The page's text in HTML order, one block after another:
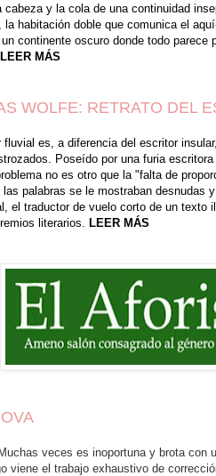
cabeza y la cola de una continuidad
la habitación doble que comunica el
continente oscuro donde todo
LEER MÁS
WOLFE: RETRATO DEL
fluvial es, a diferencia del escritor
Poseído por una furia
no es otro que la "falta de
palabras se le mostraban
el traductor de vuelo corto de un texto
literarios.
LEER MÁS
veces es inoportuna y brota con
viene el trabajo exhaustivo de